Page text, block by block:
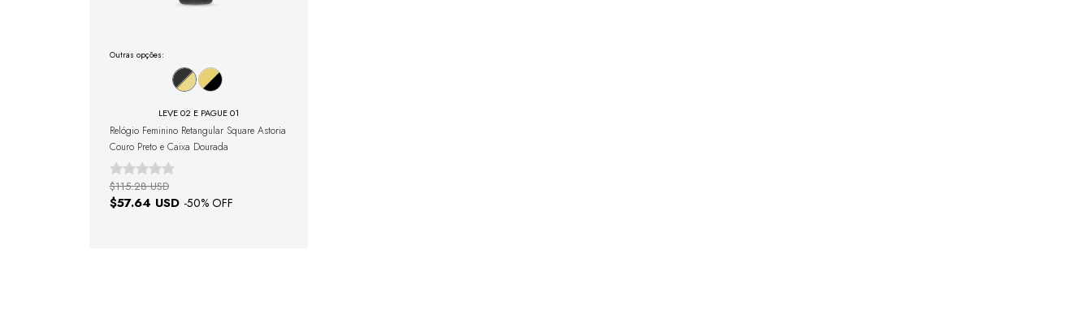
Outras opções:
LEVE 02 E PAGUE 01
Relógio Feminino Retangular Square Astoria
Couro Preto e Caixa Dourada
$57.64 USD -50% OFF
$115.28 USD